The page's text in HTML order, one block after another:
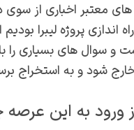
معتبر اخباری از
خبر از راه اندازی پروژه
سوال های بسیاری را
شود و به استخراج
به این عرصه